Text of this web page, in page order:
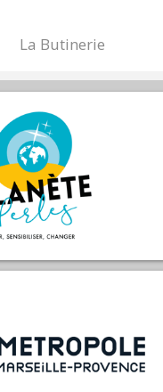
La Butinerie